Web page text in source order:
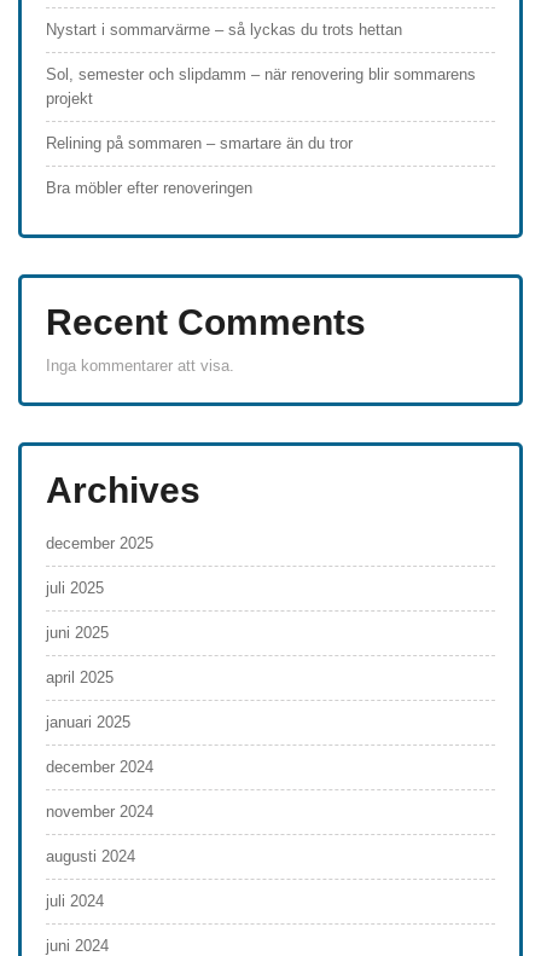
Nystart i sommarvärme – så lyckas du trots hettan
Sol, semester och slipdamm – när renovering blir sommarens
projekt
Relining på sommaren – smartare än du tror
Bra möbler efter renoveringen
Recent Comments
Inga kommentarer att visa.
Archives
december 2025
juli 2025
juni 2025
april 2025
januari 2025
december 2024
november 2024
augusti 2024
juli 2024
juni 2024